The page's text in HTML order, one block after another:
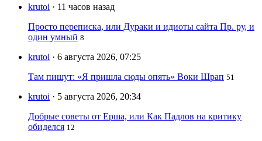
krutoi · 11 часов назад
Просто переписка, или Дураки и идиоты сайта Пр. ру, и
один умный 8
krutoi · 6 августа 2026, 07:25
Там пишут: «Я пришла сюды опять» Воки Шрап 51
krutoi · 5 августа 2026, 20:34
Добрые советы от Ерша, или Как Падлов на критику
обиделся 12